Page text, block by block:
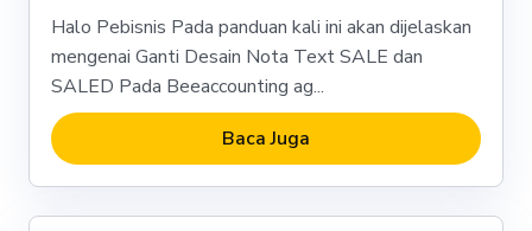
Halo Pebisnis Pada panduan kali ini akan dijelaskan
mengenai Ganti Desain Nota Text SALE dan
SALED Pada Beeaccounting ag...
Baca Juga